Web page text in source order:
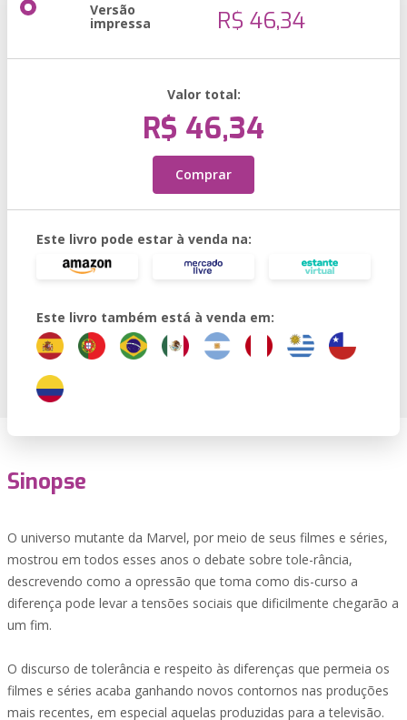
Versão
impressa R$ 46,34
Valor total:
R$ 46,34
Comprar
Este livro pode estar à venda na:
Este livro também está à venda em:
Sinopse
O universo mutante da Marvel, por meio de seus filmes e séries,
mostrou em todos esses anos o debate sobre tole-rância,
descrevendo como a opressão que toma como dis-curso a
diferença pode levar a tensões sociais que dificilmente chegarão a
um fim.
O discurso de tolerância e respeito às diferenças que permeia os
filmes e séries acaba ganhando novos contornos nas produções
mais recentes, em especial aquelas produzidas para a televisão.